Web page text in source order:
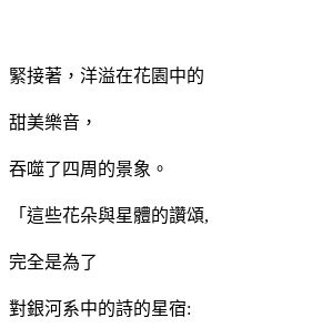
緊接著，洋溢在花園中的
甜美樂音，
吞噬了四周的景象。
「這些花朵與星體的讚頌,
完全是為了
對銀河系中的詩的星宿: